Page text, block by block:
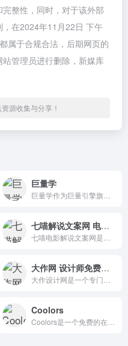
整性，同时，对于该外部
在2024年11月22日 下午
属于合规合法，后期网页的
管理员进行删除，新媒库
源收集与分享！
巨量学
七喵解说文案网 电影解说文案素材库平台
大作网 设计师免费版权图片素材
Coolors